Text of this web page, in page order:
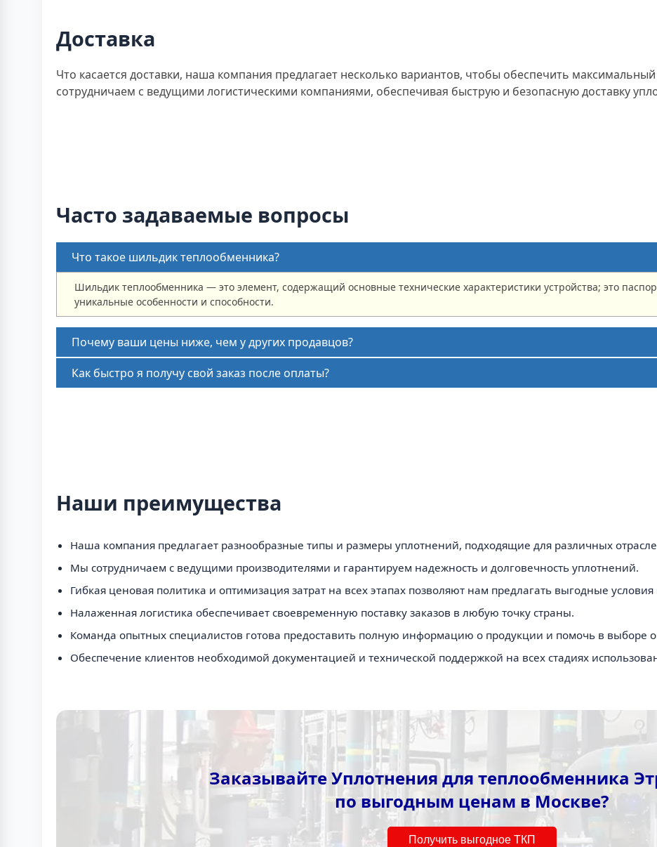
Доставка
Что касается доставки, наша компания предлагает несколько вариантов, чтобы обеспечить
сотрудничаем с ведущими логистическими компаниями, обеспечивая быструю и безопасную доставку
Часто задаваемые вопросы
Что такое шильдик теплообменника?
Шильдик теплообменника — это элемент, содержащий основные технические характеристики устройства; это
уникальные особенности и способности.
Почему ваши цены ниже, чем у других продавцов?
Как быстро я получу свой заказ после оплаты?
Наши преимущества
Наша компания предлагает разнообразные типы и размеры уплотнений, подходящие для различных
Мы сотрудничаем с ведущими производителями и гарантируем надежность и долговечность уплотнений.
Гибкая ценовая политика и оптимизация затрат на всех этапах позволяют нам предлагать выгодные условия
Налаженная логистика обеспечивает своевременную поставку заказов в любую точку страны.
Команда опытных специалистов готова предоставить полную информацию о продукции и помочь в выборе
Обеспечение клиентов необходимой документацией и технической поддержкой на всех стадиях
Заказывайте Уплотнения для теплообменника
по выгодным ценам в Москве?
Получить выгодное ТКП